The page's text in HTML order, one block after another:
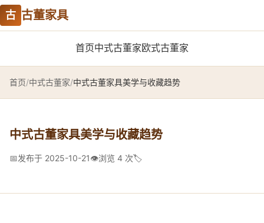
古 古董家具
首页中式古董家欧式古董家
首页/中式古董家/中式古董家具美学与收藏趋势
中式古董家具美学与收藏趋势
📅发布于 2025-10-21👁️浏览 4 次🏷️